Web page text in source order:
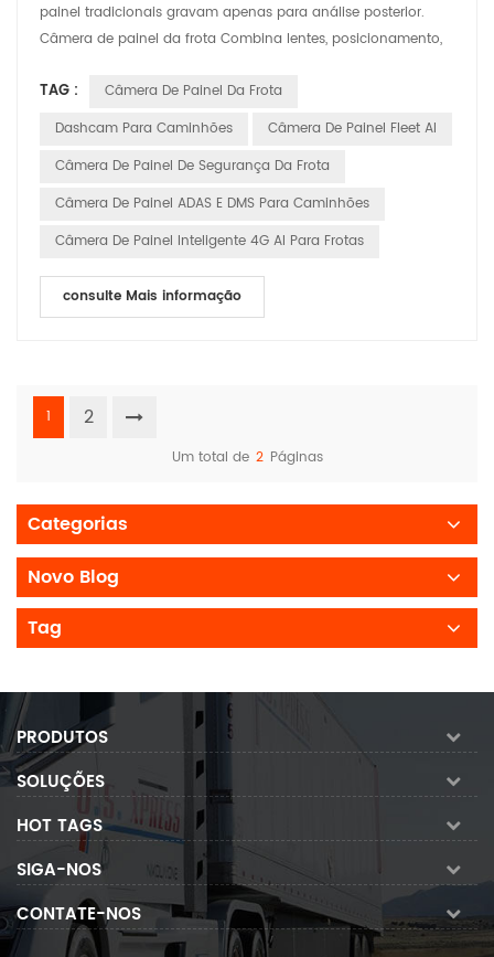
painel tradicionais gravam apenas para análise posterior.
Câmera de painel da frota Combina lentes, posicionamento,
de "cockpit ao vivo". Os despachantes vão do escritório ao
banco do carona; os motoristas recebem alertas instantâneos
TAG :
Câmera De Painel Da Frota
Dashcam Para Caminhões
Câmera De Painel Fleet AI
Câmera De Painel De Segurança Da Frota
Câmera De Painel ADAS E DMS Para Caminhões
Câmera De Painel Inteligente 4G AI Para Frotas
consulte Mais informação
1 2
Um total de 2 Páginas
Categorias
Novo Blog
Tag
PRODUTOS
SOLUÇÕES
HOT TAGS
SIGA-NOS
CONTATE-NOS